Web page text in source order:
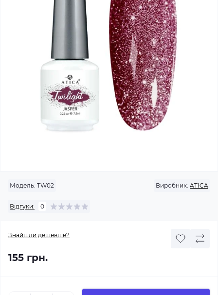
Модель: TW02 Виробник: ATICA
Відгуки: 0
Знайшли дешевше?
155 грн.